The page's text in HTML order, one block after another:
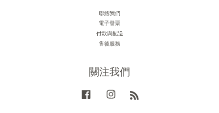
聯絡我們
電子發票
付款與配送
售後服務
關注我們
Facebook Instagram